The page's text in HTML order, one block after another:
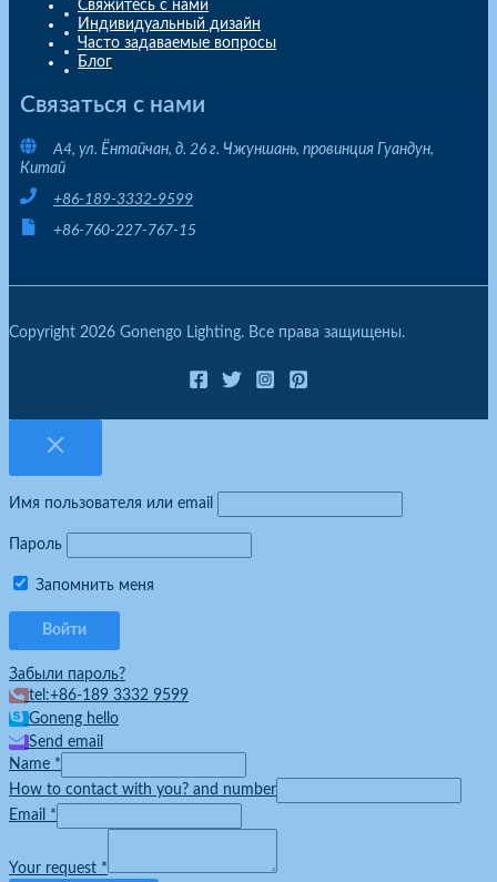
Свяжитесь с нами
Индивидуальный дизайн
Часто задаваемые вопросы
Блог
Связаться с нами
A4, ул. Ёнтайчан, д. 26 г. Чжуншань, провинция Гуандун,
Китай
+86-189-3332-9599
+86-760-227-767-15
Copyright 2026 Gonengo Lighting. Все права защищены.
Имя пользователя или email
Пароль
Запомнить меня
Забыли пароль?
tel:+86-189 3332 9599
Goneng hello
Send email
Name *
How to contact with you? and number
Email *
Your request *